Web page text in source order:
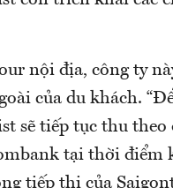
nội địa, công ty
của du khách.
sẽ tiếp tục thu
tại thời điểm
tiếp thị của